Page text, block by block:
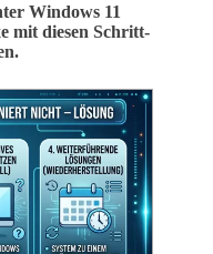
Windows 11
mit diesen Schritt-